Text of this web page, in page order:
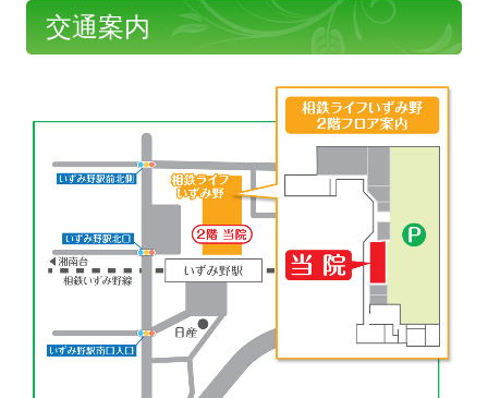
検査案内
施設・設備のご案内
お知らせ
交通案内
交通案内